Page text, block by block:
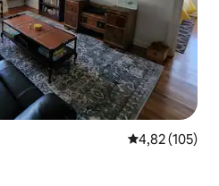
4,82 de uma
4,82 (105)